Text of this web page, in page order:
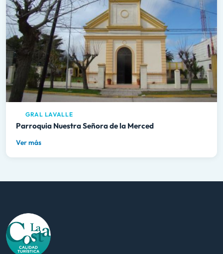
GRAL LAVALLE
Parroquia Nuestra Señora de la Merced
Ver más